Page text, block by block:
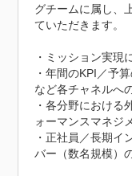
グチームに属し、
ていただきます。
・ミッション実現
・年間のKPI／予
など各チャネルへ
・各分野における
ォーマンスマネジ
・正社員／長期イ
バー（数名規模）